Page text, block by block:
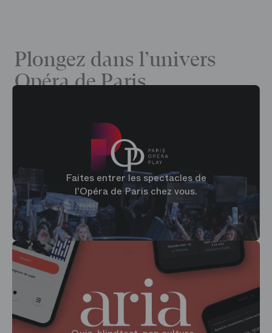
Plongez dans l’univers
Opéra de Paris
Faites entrer les spectacles de
l'Opéra de Paris chez vous.